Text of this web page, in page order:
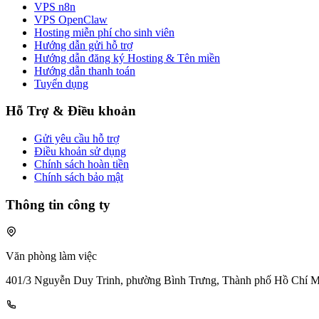
VPS n8n
VPS OpenClaw
Hosting miễn phí cho sinh viên
Hướng dẫn gửi hỗ trợ
Hướng dẫn đăng ký Hosting & Tên miền
Hướng dẫn thanh toán
Tuyển dụng
Hỗ Trợ & Điều khoản
Gửi yêu cầu hỗ trợ
Điều khoản sử dụng
Chính sách hoàn tiền
Chính sách bảo mật
Thông tin công ty
Văn phòng làm việc
401/3 Nguyễn Duy Trinh, phường Bình Trưng, Thành phố Hồ Chí